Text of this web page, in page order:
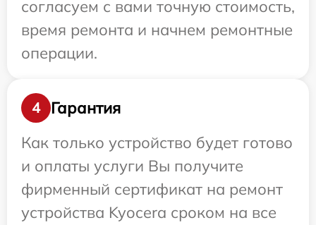
согласуем с вами точную стоимость,
время ремонта и начнем ремонтные
операции.
4
Гарантия
Как только устройство будет готово
и оплаты услуги Вы получите
фирменный сертификат на ремонт
устройства Kyocera сроком на все